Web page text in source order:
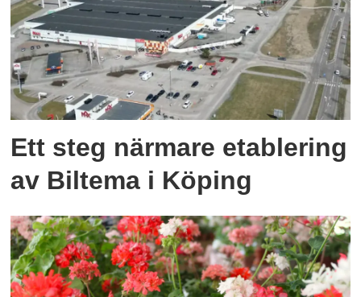
Ett steg närmare etablering
av Biltema i Köping